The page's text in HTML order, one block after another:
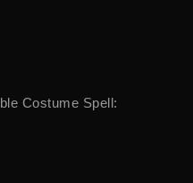
Costume Spell: